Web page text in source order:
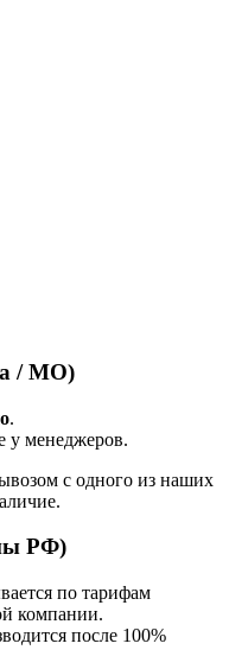
/ МО)
.
у менеджеров.
с одного из наших
РФ)
по тарифам
компании.
после 100%